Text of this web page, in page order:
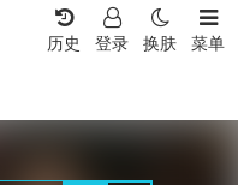
菜单
换肤
登录
历史